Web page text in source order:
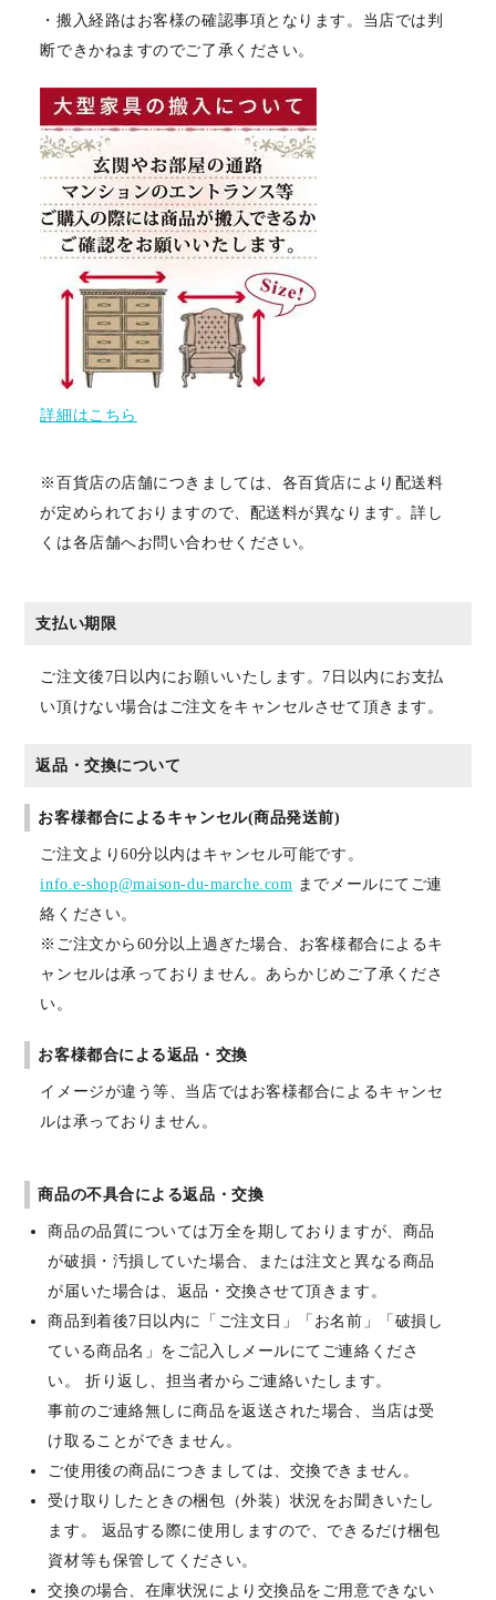
・搬入経路はお客様の確認事項となります。当店では判
断できかねますのでご了承ください。
詳細はこちら
※百貨店の店舗につきましては、各百貨店により配送料
が定められておりますので、配送料が異なります。詳し
くは各店舗へお問い合わせください。
支払い期限
ご注文後7日以内にお願いいたします。7日以内にお支払
い頂けない場合はご注文をキャンセルさせて頂きます。
返品・交換について
お客様都合によるキャンセル(商品発送前)
ご注文より60分以内はキャンセル可能です。
info.e-shop@maison-du-marche.com までメールにてご連
絡ください。
※ご注文から60分以上過ぎた場合、お客様都合によるキ
ャンセルは承っておりません。あらかじめご了承くださ
い。
お客様都合による返品・交換
イメージが違う等、当店ではお客様都合によるキャンセ
ルは承っておりません。
商品の不具合による返品・交換
商品の品質については万全を期しておりますが、商品
が破損・汚損していた場合、または注文と異なる商品
が届いた場合は、返品・交換させて頂きます。
商品到着後7日以内に「ご注文日」「お名前」「破損し
ている商品名」をご記入しメールにてご連絡くださ
い。 折り返し、担当者からご連絡いたします。
事前のご連絡無しに商品を返送された場合、当店は受
け取ることができません。
ご使用後の商品につきましては、交換できません。
受け取りしたときの梱包（外装）状況をお聞きいたし
ます。 返品する際に使用しますので、できるだけ梱包
資材等も保管してください。
交換の場合、在庫状況により交換品をご用意できない